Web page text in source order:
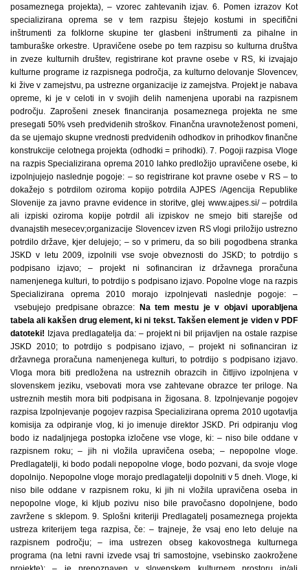
posameznega projekta), – vzorec zahtevanih izjav. 6. Pomen izrazov Kot
specializirana oprema se v tem razpisu štejejo kostumi in specifični
inštrumenti za folklorne skupine ter glasbeni inštrumenti za pihalne in
tamburaške orkestre. Upravičene osebe po tem razpisu so kulturna društva
in zveze kulturnih društev, registrirane kot pravne osebe v RS, ki izvajajo
kulturne programe iz razpisnega področja, za kulturno delovanje Slovencev,
ki žive v zamejstvu, pa ustrezne organizacije iz zamejstva. Projekt je nabava
opreme, ki je v celoti in v svojih delih namenjena uporabi na razpisnem
področju. Zaprošeni znesek financiranja posameznega projekta ne sme
presegati 50% vseh predvidenih stroškov. Finančna uravnoteženost pomeni,
da se ujemajo skupne vrednosti predvidenih odhodkov in prihodkov finančne
konstrukcije celotnega projekta (odhodki = prihodki). 7. Pogoji razpisa Vloge
na razpis Specializirana oprema 2010 lahko predložijo upravičene osebe, ki
izpolnjujejo naslednje pogoje: – so registrirane kot pravne osebe v RS – to
dokažejo s potrdilom oziroma kopijo potrdila AJPES /Agencija Republike
Slovenije za javno pravne evidence in storitve, glej www.ajpes.si/ – potrdila
ali izpiski oziroma kopije potrdil ali izpiskov ne smejo biti starejše od
dvanajstih mesecev;organizacije Slovencev izven RS vlogi priložijo ustrezno
potrdilo države, kjer delujejo; – so v primeru, da so bili pogodbena stranka
JSKD v letu 2009, izpolnili vse svoje obveznosti do JSKD; to potrdijo s
podpisano izjavo; – projekt ni sofinanciran iz državnega proračuna
namenjenega kulturi, to potrdijo s podpisano izjavo. Popolne vloge na razpis
Specializirana oprema 2010 morajo izpolnjevati naslednje pogoje: –
vsebujejo predpisane obrazce:
Na tem mestu je v objavi uporabljena
tabela ali kakšen drug element, ki ni tekst. Takšen element je viden v PDF
datoteki! Izjava predlagatelja da: – projekt ni bil prijavljen na ostale razpise
JSKD 2010; to potrdijo s podpisano izjavo, – projekt ni sofinanciran iz
državnega proračuna namenjenega kulturi, to potrdijo s podpisano izjavo.
Vloga mora biti predložena na ustreznih obrazcih in čitljivo izpolnjena v
slovenskem jeziku, vsebovati mora vse zahtevane obrazce ter priloge. Na
ustreznih mestih mora biti podpisana in žigosana. 8. Izpolnjevanje pogojev
razpisa Izpolnjevanje pogojev razpisa Specializirana oprema 2010 ugotavlja
komisija za odpiranje vlog, ki jo imenuje direktor JSKD. Pri odpiranju vlog
bodo iz nadaljnjega postopka izločene vse vloge, ki: – niso bile oddane v
razpisnem roku; – jih ni vložila upravičena oseba; – nepopolne vloge.
Predlagatelji, ki bodo podali nepopolne vloge, bodo pozvani, da svoje vloge
dopolnijo. Nepopolne vloge morajo predlagatelji dopolniti v 5 dneh. Vloge, ki
niso bile oddane v razpisnem roku, ki jih ni vložila upravičena oseba in
nepopolne vloge, ki kljub pozivu niso bile pravočasno dopolnjene, bodo
zavržene s sklepom. 9. Splošni kriteriji Predlagatelj posameznega projekta
ustreza kriterijem tega razpisa, če: – trajneje, že vsaj eno leto deluje na
razpisnem področju; – ima ustrezen obseg kakovostnega kulturnega
programa (na letni ravni izvede vsaj tri samostojne, vsebinsko zaokrožene